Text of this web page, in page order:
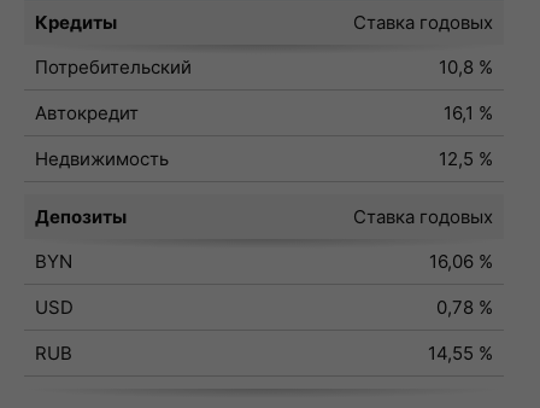
Кредиты
Ставка годовых
Потребительский
10,8 %
Автокредит
16,1 %
Недвижимость
12,5 %
Депозиты
Ставка годовых
BYN
16,06 %
USD
0,78 %
RUB
14,55 %